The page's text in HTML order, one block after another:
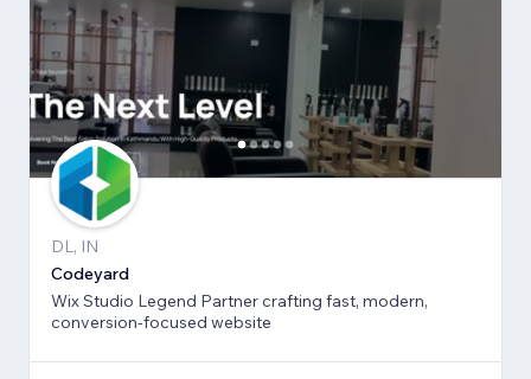
DL, IN
Codeyard
Wix Studio Legend Partner crafting fast, modern,
conversion-focused website